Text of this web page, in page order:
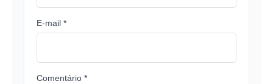
E-mail *
Comentário *